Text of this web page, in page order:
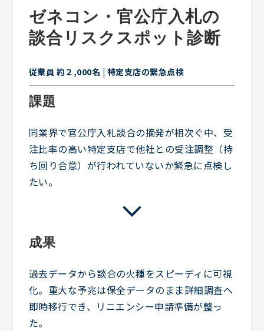
ゼネコン・官公庁入札の
談合リスクスポット診断
従業員 約２,000名 | 特定支店の緊急点検
課題
同業界で官公庁入札談合の摘発が相次ぐ中、受
注比率の高い特定支店で他社との受注調整（持
ち回り合意）が行われていないか緊急に点検し
たい。
成果
過去データから談合の火種をスピーディに可視
化。重大な予兆は保全データのまま詳細調査へ
即時移行でき、リニエンシー申請準備が整っ
た。